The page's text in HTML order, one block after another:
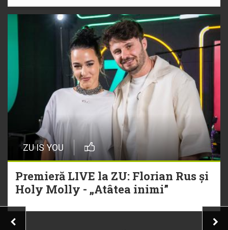
ZU IS YOU
Premieră LIVE la ZU: Florian Rus și
Holy Molly - „Atâtea inimi”